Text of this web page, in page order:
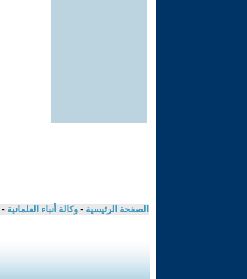
الصفحة الرئيسية - وكالة أنباء العلمانية -